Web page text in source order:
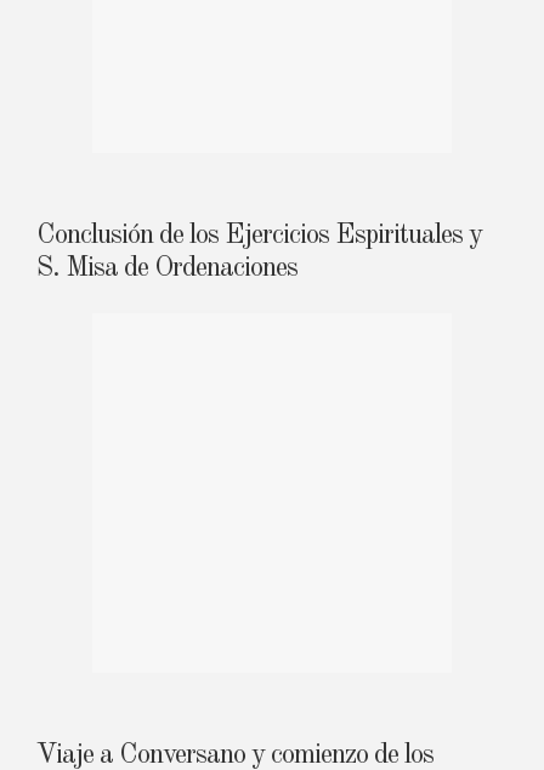
Conclusión de los Ejercicios Espirituales y
S. Misa de Ordenaciones
Viaje a Conversano y comienzo de los